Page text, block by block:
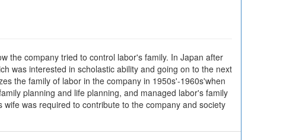
the company tried to control labor's family. In Japan after
was interested in scholastic ability and going on to the next
the family of labor in the company in 1950s'-1960s'when
planning and life planning, and managed labor's family
was required to contribute to the company and society